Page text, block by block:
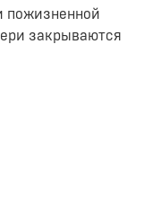
пожизненной
закрываются